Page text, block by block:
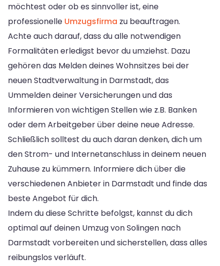
möchtest oder ob es sinnvoller ist, eine
professionelle Umzugsfirma zu beauftragen.
Achte auch darauf, dass du alle notwendigen
Formalitäten erledigst bevor du umziehst. Dazu
gehören das Melden deines Wohnsitzes bei der
neuen Stadtverwaltung in Darmstadt, das
Ummelden deiner Versicherungen und das
Informieren von wichtigen Stellen wie z.B. Banken
oder dem Arbeitgeber über deine neue Adresse.
Schließlich solltest du auch daran denken, dich um
den Strom- und Internetanschluss in deinem neuen
Zuhause zu kümmern. Informiere dich über die
verschiedenen Anbieter in Darmstadt und finde das
beste Angebot für dich.
Indem du diese Schritte befolgst, kannst du dich
optimal auf deinen Umzug von Solingen nach
Darmstadt vorbereiten und sicherstellen, dass alles
reibungslos verläuft.